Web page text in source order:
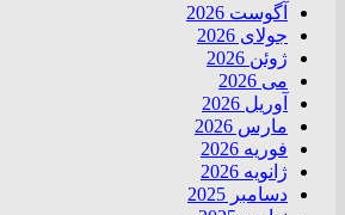
آگوست 2026
جولای 2026
ژوئن 2026
می 2026
آوریل 2026
مارس 2026
فوریه 2026
ژانویه 2026
دسامبر 2025